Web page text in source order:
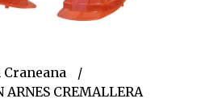
ARNES CREMALLERA